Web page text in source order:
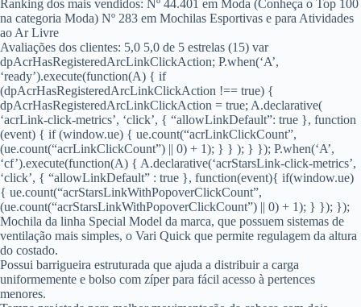
Ranking dos mais vendidos: Nº 44.401 em Moda (Conheça o Top 100
na categoria Moda) Nº 283 em Mochilas Esportivas e para Atividades
ao Ar Livre
Avaliações dos clientes: 5,0 5,0 de 5 estrelas (15) var
dpAcrHasRegisteredArcLinkClickAction; P.when(‘A’,
‘ready’).execute(function(A) { if
(dpAcrHasRegisteredArcLinkClickAction !== true) {
dpAcrHasRegisteredArcLinkClickAction = true; A.declarative(
‘acrLink-click-metrics’, ‘click’, { “allowLinkDefault”: true }, function
(event) { if (window.ue) { ue.count(“acrLinkClickCount”,
(ue.count(“acrLinkClickCount”) || 0) + 1); } } ); } }); P.when(‘A’,
‘cf’).execute(function(A) { A.declarative(‘acrStarsLink-click-metrics’,
‘click’, { “allowLinkDefault” : true }, function(event){ if(window.ue)
{ ue.count(“acrStarsLinkWithPopoverClickCount”,
(ue.count(“acrStarsLinkWithPopoverClickCount”) || 0) + 1); } }); });
Mochila da linha Special Model da marca, que possuem sistemas de
ventilação mais simples, o Vari Quick que permite regulagem da altura
do costado.
Possui barrigueira estruturada que ajuda a distribuir a carga
uniformemente e bolso com zíper para fácil acesso à pertences
menores.